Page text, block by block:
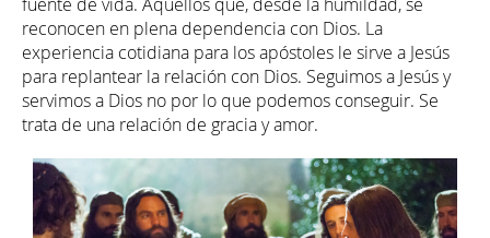
reconocen en plena dependencia con Dios. La
experiencia cotidiana para los apóstoles le sirve a Jesús
para replantear la relación con Dios. Seguimos a Jesús y
servimos a Dios no por lo que podemos conseguir. Se
trata de una relación de gracia y amor.